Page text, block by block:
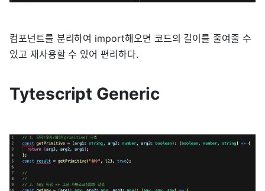
컴포넌트를 분리하여 import해오면 코드의 길이를 줄여줄 수
있고 재사용할 수 있어 편리하다.
Tytescript Generic